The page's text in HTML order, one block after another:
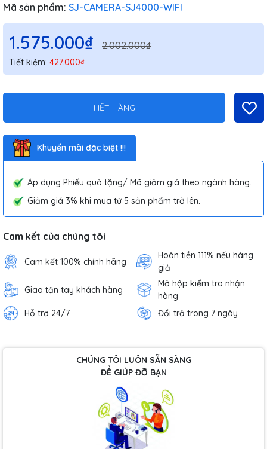
Mã sản phẩm: SJ-CAMERA-SJ4000-WIFI
1.575.000₫ 2.002.000₫
Tiết kiệm: 427.000₫
HẾT HÀNG
Khuyến mãi đặc biệt !!!
Áp dụng Phiếu quà tặng/ Mã giảm giá theo ngành hàng.
Giảm giá 3% khi mua từ 5 sản phẩm trở lên.
Cam kết của chúng tôi
Cam kết 100% chính hãng
Hoàn tiền 111% nếu hàng
giả
Giao tận tay khách hàng
Mở hộp kiểm tra nhận
hàng
Hỗ trợ 24/7
Đổi trả trong 7 ngày
CHÚNG TÔI LUÔN SẴN SÀNG
ĐỂ GIÚP ĐỠ BẠN